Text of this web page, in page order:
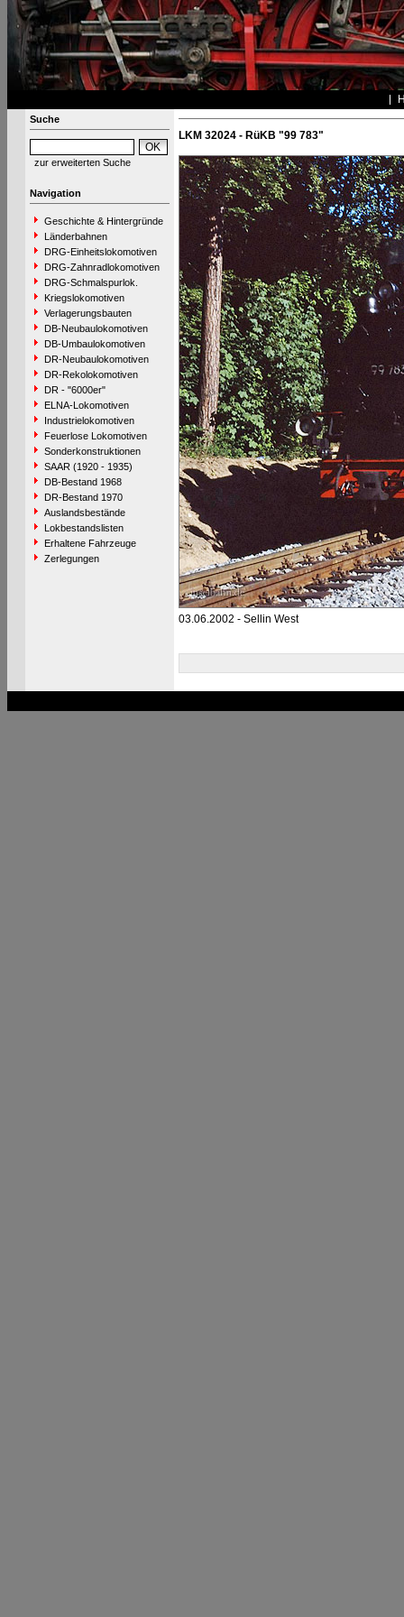
Suche
zur erweiterten Suche
Navigation
Geschichte & Hintergründe
Länderbahnen
DRG-Einheitslokomotiven
DRG-Zahnradlokomotiven
DRG-Schmalspurlok.
Kriegslokomotiven
Verlagerungsbauten
DB-Neubaulokomotiven
DB-Umbaulokomotiven
DR-Neubaulokomotiven
DR-Rekolokomotiven
DR - "6000er"
ELNA-Lokomotiven
Industrielokomotiven
Feuerlose Lokomotiven
Sonderkonstruktionen
SAAR (1920 - 1935)
DB-Bestand 1968
DR-Bestand 1970
Auslandsbestände
Lokbestandslisten
Erhaltene Fahrzeuge
Zerlegungen
LKM 32024 - RüKB "99 783"
03.06.2002 - Sellin West